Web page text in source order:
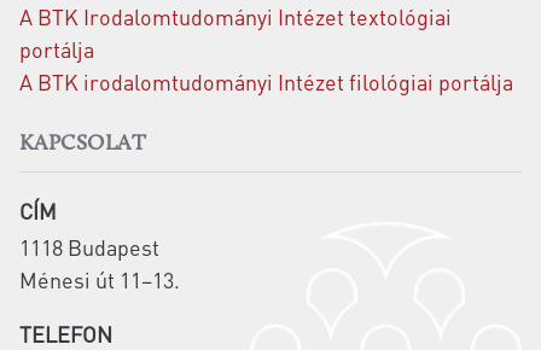
A BTK Irodalomtudományi Intézet textológiai
portálja
A BTK irodalomtudományi Intézet filológiai portálja
KAPCSOLAT
CÍM
1118 Budapest
Ménesi út 11–13.
TELEFON